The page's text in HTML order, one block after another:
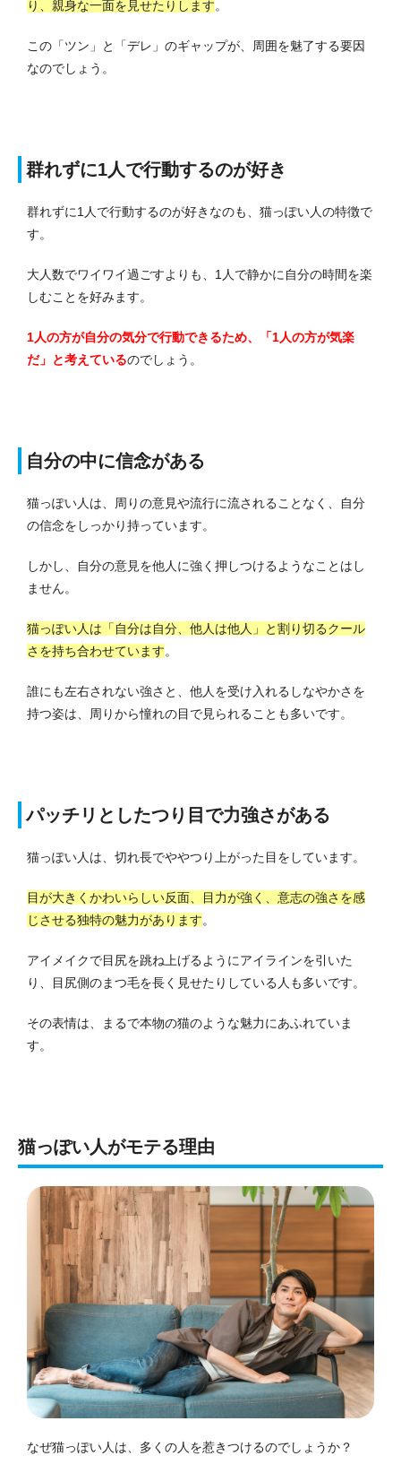
り、親身な一面を見せたりします。
この「ツン」と「デレ」のギャップが、周囲を魅了する要因
なのでしょう。
群れずに1人で行動するのが好き
群れずに1人で行動するのが好きなのも、猫っぽい人の特徴で
す。
大人数でワイワイ過ごすよりも、1人で静かに自分の時間を楽
しむことを好みます。
1人の方が自分の気分で行動できるため、「1人の方が気楽
だ」と考えているのでしょう。
自分の中に信念がある
猫っぽい人は、周りの意見や流行に流されることなく、自分
の信念をしっかり持っています。
しかし、自分の意見を他人に強く押しつけるようなことはし
ません。
猫っぽい人は「自分は自分、他人は他人」と割り切るクール
さを持ち合わせています。
誰にも左右されない強さと、他人を受け入れるしなやかさを
持つ姿は、周りから憧れの目で見られることも多いです。
パッチリとしたつり目で力強さがある
猫っぽい人は、切れ長でややつり上がった目をしています。
目が大きくかわいらしい反面、目力が強く、意志の強さを感
じさせる独特の魅力があります。
アイメイクで目尻を跳ね上げるようにアイラインを引いた
り、目尻側のまつ毛を長く見せたりしている人も多いです。
その表情は、まるで本物の猫のような魅力にあふれていま
す。
猫っぽい人がモテる理由
なぜ猫っぽい人は、多くの人を惹きつけるのでしょうか？